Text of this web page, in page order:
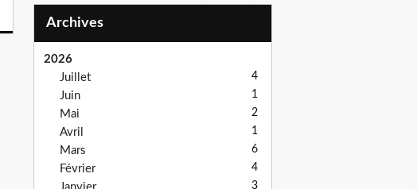
Archives
2026
Juillet
4
Juin 1
Mai 2
Avril 1
Mars 6
Février 4
3